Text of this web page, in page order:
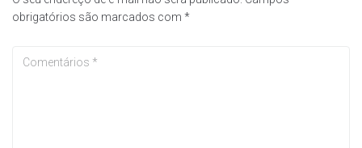
obrigatórios são marcados com *